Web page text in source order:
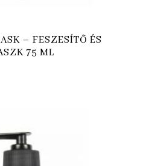
– FESZESÍTŐ ÉS
75 ML